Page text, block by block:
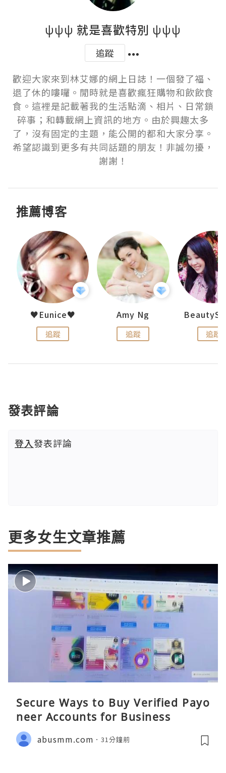
ψψψ 就是喜歡特別 ψψψ
追蹤
歡迎大家來到林艾娜的網上日誌！一個發了福、
退了休的嘍囉。閒時就是喜歡瘋狂購物和飲飲食
食。這裡是記載著我的生活點滴、相片、日常鎖
碎事；和轉載網上資訊的地方。由於興趣太多
了，沒有固定的主題，能公開的都和大家分享。
希望認識到更多有共同話題的朋友！非誠勿擾，
謝謝！
推薦博客
♥Eunice♥
追蹤
Amy Ng
追蹤 追蹤
發表評論
登入發表評論
更多女生文章推薦
Secure Ways to Buy Verified Payo
neer Accounts for Business
abusmm.com 31分鐘前